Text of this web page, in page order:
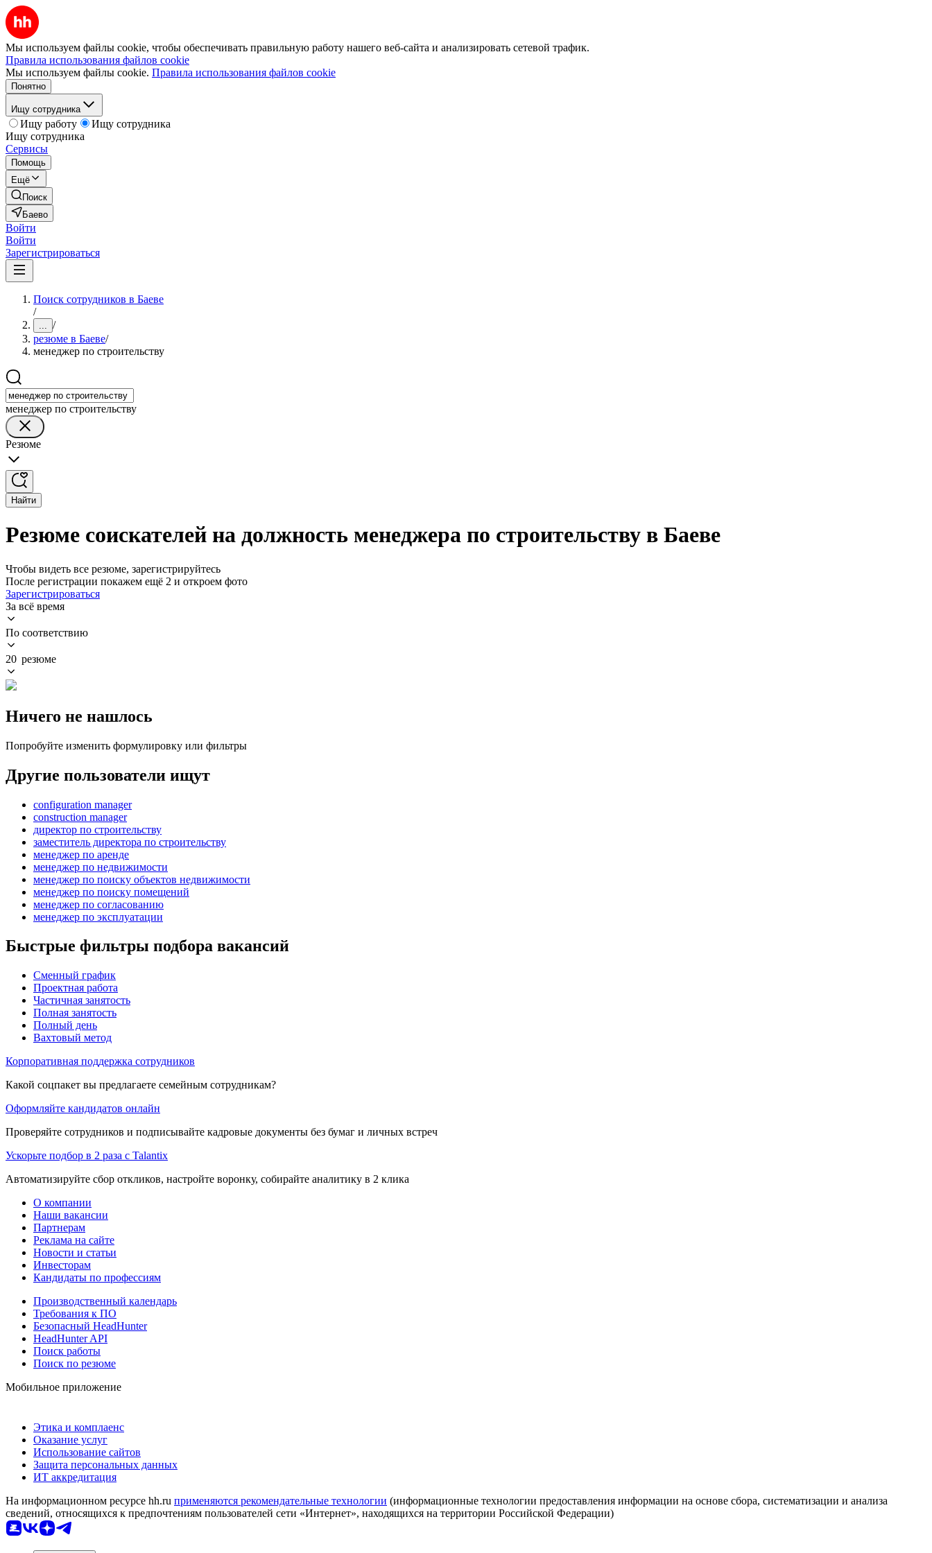
Мы используем файлы cookie, чтобы обеспечивать правильную работу нашего веб-сайта и анализировать сетевой трафик.
Правила использования файлов cookie
Мы используем файлы cookie. Правила использования файлов cookie
Понятно
Ищу сотрудника
Ищу работу
Ищу сотрудника
Ищу сотрудника
Сервисы
Помощь
Ещё
Поиск
Баево
Войти
Войти
Зарегистрироваться
Поиск сотрудников в Баеве
/
... /
резюме в Баеве/
менеджер по строительству
менеджер по строительству
Резюме
Найти
Резюме соискателей на должность менеджера по строительству в Баеве
Чтобы видеть все резюме, зарегистрируйтесь
После регистрации покажем ещё 2 и откроем фото
Зарегистрироваться
За всё время
По соответствию
20 резюме
Ничего не нашлось
Попробуйте изменить формулировку или фильтры
Другие пользователи ищут
configuration manager
construction manager
директор по строительству
заместитель директора по строительству
менеджер по аренде
менеджер по недвижимости
менеджер по поиску объектов недвижимости
менеджер по поиску помещений
менеджер по согласованию
менеджер по эксплуатации
Быстрые фильтры подбора вакансий
Сменный график
Проектная работа
Частичная занятость
Полная занятость
Полный день
Вахтовый метод
Корпоративная поддержка сотрудников
Какой соцпакет вы предлагаете семейным сотрудникам?
Оформляйте кандидатов онлайн
Проверяйте сотрудников и подписывайте кадровые документы без бумаг и личных встреч
Ускорьте подбор в 2 раза с Talantix
Автоматизируйте сбор откликов, настройте воронку, собирайте аналитику в 2 клика
О компании
Наши вакансии
Партнерам
Реклама на сайте
Новости и статьи
Инвесторам
Кандидаты по профессиям
Производственный календарь
Требования к ПО
Безопасный HeadHunter
HeadHunter API
Поиск работы
Поиск по резюме
Мобильное приложение
Этика и комплаенс
Оказание услуг
Использование сайтов
Защита персональных данных
ИТ аккредитация
На информационном ресурсе hh.ru применяются рекомендательные технологии (информационные технологии предоставления информации на основе сбора, систематизации и анализа
сведений, относящихся к предпочтениям пользователей сети «Интернет», находящихся на территории Российской Федерации)